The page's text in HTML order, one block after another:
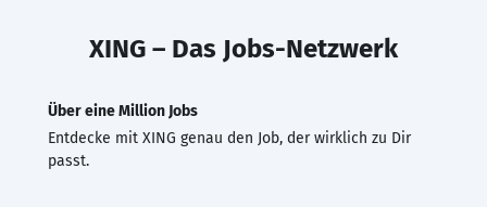
XING – Das Jobs-Netzwerk
Über eine Million Jobs
Entdecke mit XING genau den Job, der wirklich zu Dir
passt.